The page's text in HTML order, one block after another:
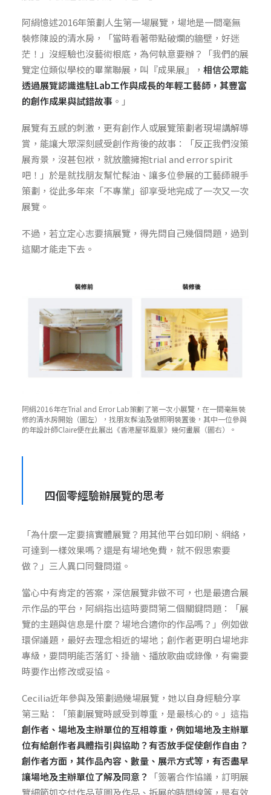
阿絹憶述2016年策劃人生第一場展覽，場地是一間毫無
裝修陳設的清水房，「當時看著帶點破爛的牆壁，好迷
茫！」沒經驗也沒藝術根底，為何執意要辦？「我們的展
覽定位類似學校的畢業聯展，叫『成果展』， 相信公眾能
透過展覽認識進駐Lab工作與成長的年輕工藝師，其豐富
的創作成果與試錯故事 。」
展覽有五感的刺激，更有創作人或展覽策劃者現場講解導
賞，能讓大眾深刻感受創作背後的故事：「反正我們沒策
展背景，沒甚包袱，就放膽擁抱trial and error spirit
吧！」於是就找朋友幫忙髹油、讓多位參展的工藝師親手
策劃，從此多年來「不專業」卻享受地完成了一次又一次
展覽。
不過，若立定心志要搞展覽，得先問自己幾個問題，過到
這關才能走下去。
阿絹2016年在Trial and Error Lab策劃了第一次小展覽，在一間毫無裝
修的清水房開始（圖左），找朋友髹油及做照明裝置後，其中一位參與
的年設計師Claire便在此展出《香港屋邨風景》幾何畫展（圖右）。
四個零經驗辦展覽的思考
「為什麼一定要搞實體展覽？用其他平台如印刷、網絡，
可達到一樣效果嗎？還是有場地免費，就不假思索要
做？」三人異口同聲問道。
當心中有肯定的答案，深信展覽非做不可，也是最適合展
示作品的平台，阿絹指出這時要問第二個關鍵問題：「展
覽的主題與信息是什麼？場地合適你的作品嗎？」例如做
環保議題，最好去理念相近的場地；創作者更明白場地非
專級，要問明能否落釘、掛牆、播放歌曲或錄像，有需要
時要作出修改或妥協。
Cecilia近年參與及策劃過幾場展覽，她以自身經驗分享
第三點：「策劃展覽時感受到尊重，是最核心的。」這指
創作者、場地及主辦單位的互相尊重，例如場地及主辦單
位有給創作者具體指引與協助？有否放手促使創作自由？
創作者方面，其作品內容、數量、展示方式等，有否盡早
讓場地及主辦單位了解及同意？
「簽署合作協議，訂明展
覽細節如交付作品草圖及作品、拆展的時間線等，是有效